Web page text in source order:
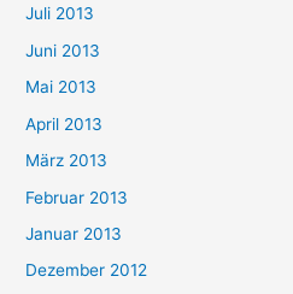
Juli 2013
Juni 2013
Mai 2013
April 2013
März 2013
Februar 2013
Januar 2013
Dezember 2012